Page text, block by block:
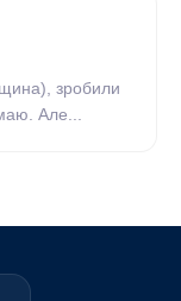
зробили
Але...